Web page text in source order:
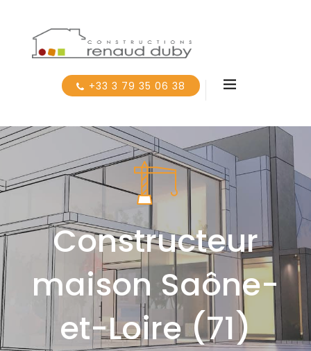
+33 3 79 35 06 38
Constructeur
maison Saône-
et-Loire (71)